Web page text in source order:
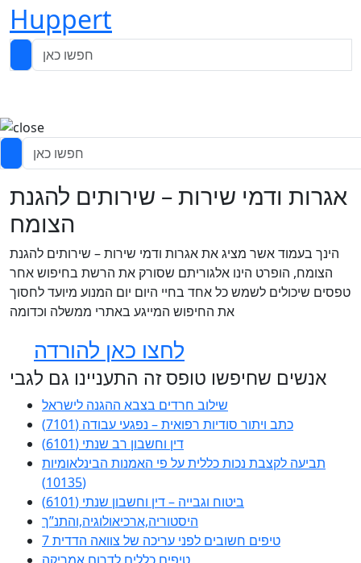
Huppert
אגרות ודמי שירות – שירותים להגנת
הצומח
הינך בעמוד אשר מציג את אגרות ודמי שירות – שירותים להגנת
הצומח, הופרט הינו אלגוריתם שסורק את הרשת בחיפוש אחר
טפסים שיכולים לשמש כל אחד בחיי היום יום המנוע מיועד לחסוך
את החיפוש המייגע באתרי ממשלה וכדומה
לחצו כאן להורדה
אנשים שחיפשו טופס זה התעניינו גם לגבי
שילוב חרדים בצבא ההגנה לישראל
כתב ויתור סודיות רפואית – נפגעי עבודה (7101)
דין וחשבון רב שנתי (6101)
תביעה לקצבת נכות כללית על פי האמנות הבינלאומיות
(10135)
ביטוח וגבייה – דין וחשבון שנתי (6101)
היסטוריה,ארכיאולוגיה,והתנ”ך
7 טיפים חשובים לפני עריכה של צוואה הדדית